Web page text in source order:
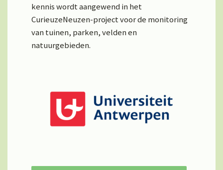
kennis wordt aangewend in het
CurieuzeNeuzen-project voor de monitoring
van tuinen, parken, velden en
natuurgebieden.